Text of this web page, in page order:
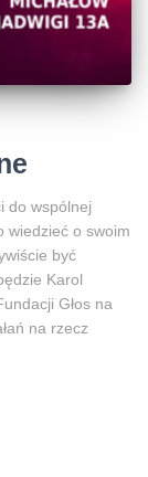
do wspólnej
wiedzieć o swoim
być
Karol
Głos na
na rzecz